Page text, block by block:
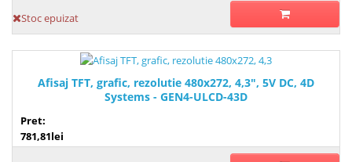
Stoc epuizat
Afisaj TFT, grafic, rezolutie 480x272, 4,3", 5V DC, 4D
Systems - GEN4-ULCD-43D
Pret:
781,81lei